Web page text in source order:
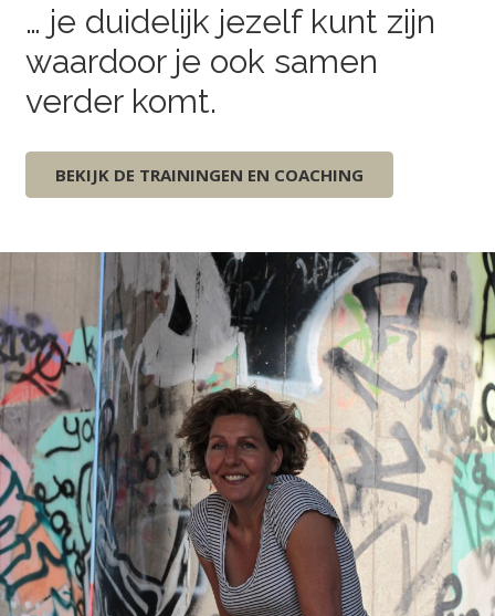
… je duidelijk jezelf kunt zijn
waardoor je ook samen
verder komt.
BEKIJK DE TRAININGEN EN COACHING